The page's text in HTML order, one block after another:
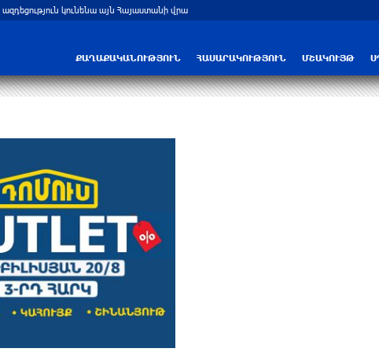
կունենա այն Հայաստանի վրա
ՔԱՂԱՔԱԿԱՆՈՒԹՅՈՒՆ ՀԱՍԱՐԱԿՈՒԹՅՈՒՆ ՄՇԱԿՈՒՅԹ